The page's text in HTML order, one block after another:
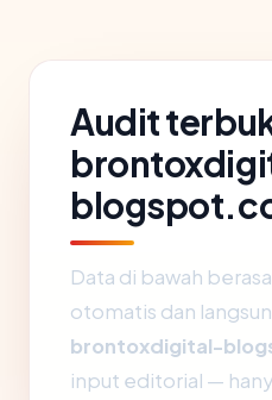
Audit
Data di bawah
otomatis dan
brontoxdigital-
input editorial —